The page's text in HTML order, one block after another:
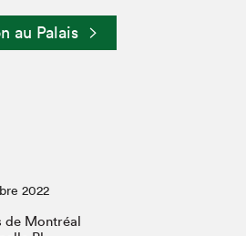
Braindate
au Palais
2022
de Montréal